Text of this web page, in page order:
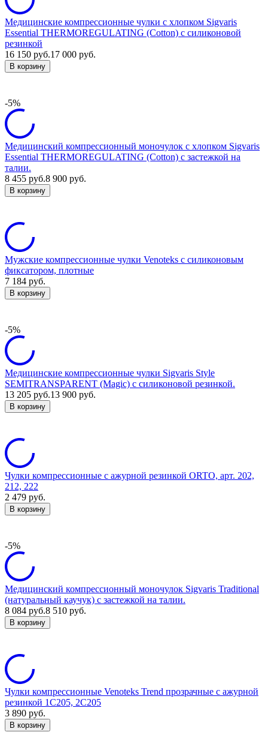
Медицинские компрессионные чулки с хлопком Sigvaris
Essential THERMOREGULATING (Cotton) с силиконовой
резинкой
16 150 руб.17 000 руб.
В корзину
-5%
Медицинский компрессионный моночулок с хлопком Sigvaris
Essential THERMOREGULATING (Cotton) с застежкой на
талии.
8 455 руб.8 900 руб.
В корзину
Мужские компрессионные чулки Venoteks с силиконовым
фиксатором, плотные
7 184 руб.
В корзину
-5%
Медицинские компрессионные чулки Sigvaris Style
SEMITRANSPARENT (Magic) с силиконовой резинкой.
13 205 руб.13 900 руб.
В корзину
Чулки компрессионные с ажурной резинкой ORTO, арт. 202,
212, 222
2 479 руб.
В корзину
-5%
Медицинский компрессионный моночулок Sigvaris Traditional
(натуральный каучук) с застежкой на талии.
8 084 руб.8 510 руб.
В корзину
Чулки компрессионные Venoteks Trend прозрачные с ажурной
резинкой 1C205, 2C205
3 890 руб.
В корзину